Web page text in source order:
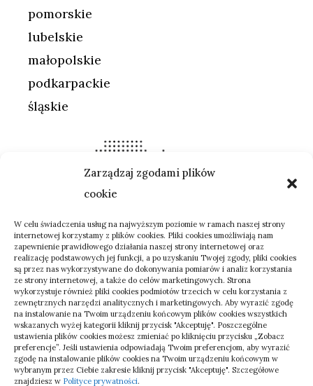
Zarządzaj zgodami plików
cookie
W celu świadczenia usług na najwyższym poziomie w ramach naszej strony
internetowej korzystamy z plików cookies. Pliki cookies umożliwiają nam
zapewnienie prawidłowego działania naszej strony internetowej oraz
realizację podstawowych jej funkcji, a po uzyskaniu Twojej zgody, pliki cookies
są przez nas wykorzystywane do dokonywania pomiarów i analiz korzystania
ze strony internetowej, a także do celów marketingowych. Strona
wykorzystuje również pliki cookies podmiotów trzecich w celu korzystania z
zewnętrznych narzędzi analitycznych i marketingowych. Aby wyrazić zgodę
na instalowanie na Twoim urządzeniu końcowym plików cookies wszystkich
wskazanych wyżej kategorii kliknij przycisk "Akceptuję". Poszczególne
ustawienia plików cookies możesz zmieniać po kliknięciu przycisku „Zobacz
preferencje”. Jeśli ustawienia odpowiadają Twoim preferencjom, aby wyrazić
zgodę na instalowanie plików cookies na Twoim urządzeniu końcowym w
wybranym przez Ciebie zakresie kliknij przycisk "Akceptuję". Szczegółowe
znajdziesz w Polityce prywatności.
pomorskie
lubelskie
małopolskie
podkarpackie
śląskie